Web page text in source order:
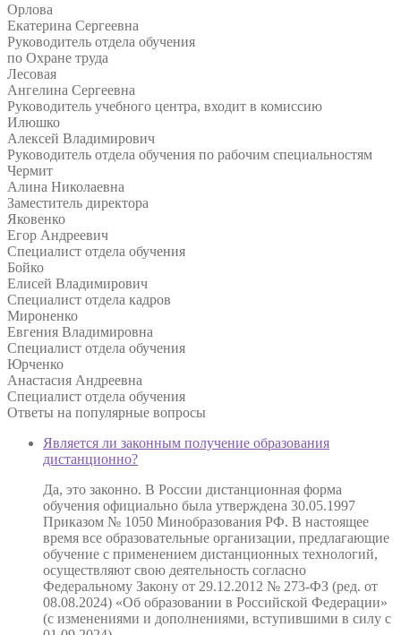
Орлова
Екатерина Сергеевна
Руководитель отдела обучения
по Охране труда
Лесовая
Ангелина Сергеевна
Руководитель учебного центра, входит в комиссию
Илюшко
Алексей Владимирович
Руководитель отдела обучения по рабочим специальностям
Чермит
Алина Николаевна
Заместитель директора
Яковенко
Егор Андреевич
Специалист отдела обучения
Бойко
Елисей Владимирович
Специалист отдела кадров
Мироненко
Евгения Владимировна
Специалист отдела обучения
Юрченко
Анастасия Андреевна
Специалист отдела обучения
Ответы на популярные вопросы
Является ли законным получение образования
дистанционно?
Да, это законно. В России дистанционная форма
обучения официально была утверждена 30.05.1997
Приказом № 1050 Минобразования РФ. В настоящее
время все образовательные организации, предлагающие
обучение с применением дистанционных технологий,
осуществляют свою деятельность согласно
Федеральному Закону от 29.12.2012 № 273-ФЗ (ред. от
08.08.2024) «Об образовании в Российской Федерации»
(с изменениями и дополнениями, вступившими в силу с